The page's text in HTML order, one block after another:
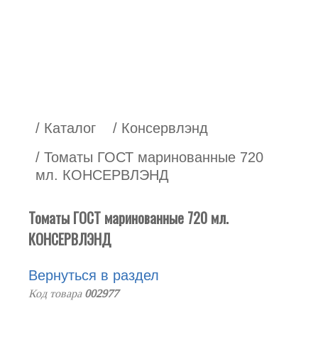
/ Каталог
/ Консервлэнд
/ Томаты ГОСТ маринованные 720
мл. КОНСЕРВЛЭНД
Томаты ГОСТ маринованные 720 мл.
КОНСЕРВЛЭНД
Вернуться в раздел
Код товара 002977